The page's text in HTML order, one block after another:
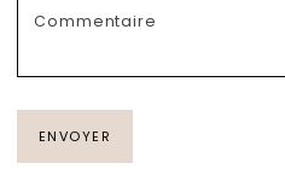
d
e
Commentaire
ENVOYER